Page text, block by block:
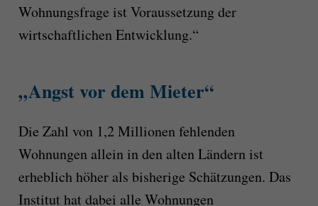
Wohnungsfrage ist Voraussetzung der
wirtschaftlichen Entwicklung.“
„Angst vor dem Mieter“
Die Zahl von 1,2 Millionen fehlenden
Wohnungen allein in den alten Ländern ist
erheblich höher als bisherige Schätzungen. Das
Institut hat dabei alle Wohnungen